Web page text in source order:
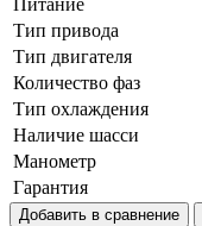
Тип привода
Тип двигателя
Количество фаз
Тип охлаждения
Наличие шасси
Манометр
Гарантия
Добавить в сравнение